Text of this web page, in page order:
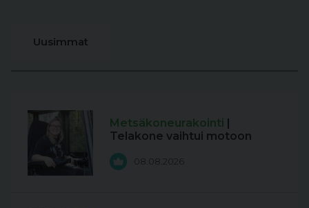
Uusimmat
Metsäkoneurakointi |
Telakone vaihtui motoon
08.08.2026